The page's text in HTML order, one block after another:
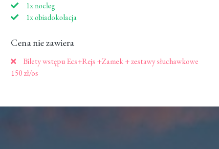
1x nocleg
1x obiadokolacja
Cena nie zawiera
Bilety wstępu Ecs+Rejs +Zamek + zestawy słuchawkowe
150 zł/os